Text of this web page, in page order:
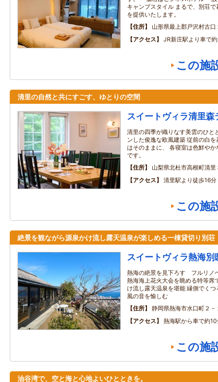
キャンプスタイル まるで、別荘
を提供いたします。
住所
山形県最上郡戸沢村古
アクセス
JR新庄駅より車で
この施
清里の自然と共にすごす、ゆとりの空間
スイートヴィラ清里森
清里の四季が織りなす美雲のひと
ンした俊逸な欧風建築 従前の白
はそのままに、 各寝室は色鮮や
です。
住所
山梨県北杜市高根町清
アクセス
清里駅より徒歩16
この施
絶景を観ながら源泉かけ流し露天温泉が楽しめる一棟貸切り別荘
スイートヴィラ熱海別
熱海の絶景を見下ろす フルリノ
熱海海上花火大会を眺める特等席
け流し露天温泉を堪能 縁側で
風の音を愉しむ
住所
静岡県熱海市水口町２－
アクセス
熱海駅から車で約
この施
油谷湾で、空と海と心地よいひとときを。